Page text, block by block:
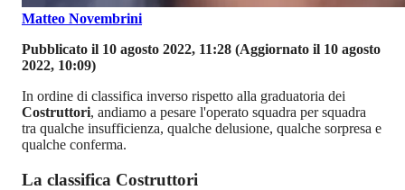
Matteo Novembrini
Pubblicato il 10 agosto 2022, 11:28 (Aggiornato il 10 agosto
2022, 10:09)
In ordine di classifica inverso rispetto alla graduatoria dei
Costruttori, andiamo a pesare l'operato squadra per squadra
tra qualche insufficienza, qualche delusione, qualche sorpresa e
qualche conferma.
La classifica Costruttori